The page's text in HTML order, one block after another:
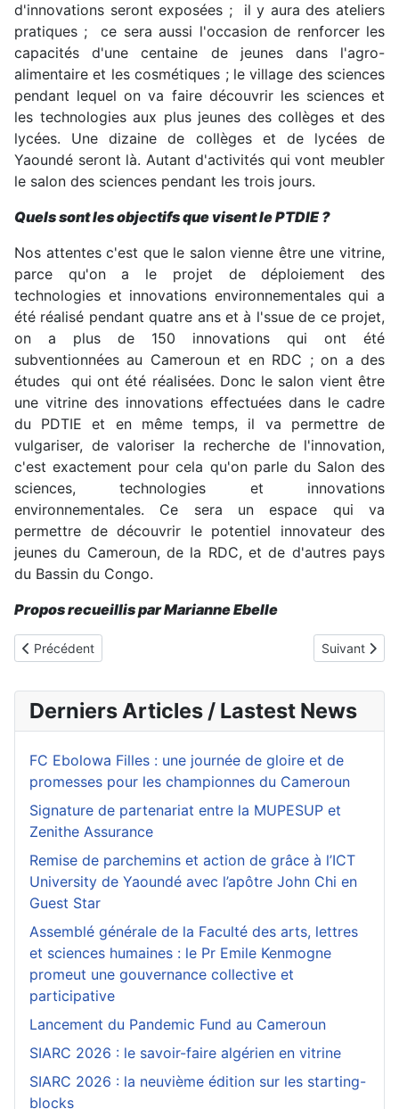
d'innovations seront exposées ; il y aura des ateliers
pratiques ; ce sera aussi l'occasion de renforcer les
capacités d'une centaine de jeunes dans l'agro-
alimentaire et les cosmétiques ; le village des sciences
pendant lequel on va faire découvrir les sciences et
les technologies aux plus jeunes des collèges et des
lycées. Une dizaine de collèges et de lycées de
Yaoundé seront là. Autant d'activités qui vont meubler
le salon des sciences pendant les trois jours.
Quels sont les objectifs que visent le PTDIE ?
Nos attentes c'est que le salon vienne être une vitrine,
parce qu'on a le projet de déploiement des
technologies et innovations environnementales qui a
été réalisé pendant quatre ans et à l'ssue de ce projet,
on a plus de 150 innovations qui ont été
subventionnées au Cameroun et en RDC ; on a des
études qui ont été réalisées. Donc le salon vient être
une vitrine des innovations effectuées dans le cadre
du PDTIE et en même temps, il va permettre de
vulgariser, de valoriser la recherche de l'innovation,
c'est exactement pour cela qu'on parle du Salon des
sciences, technologies et innovations
environnementales. Ce sera un espace qui va
permettre de découvrir le potentiel innovateur des
jeunes du Cameroun, de la RDC, et de d'autres pays
du Bassin du Congo.
Propos recueillis par Marianne Ebelle
Article précédent : Activités autour de la Journée mondiale de
Précédent Article
Suivant
Derniers Articles / Lastest News
FC Ebolowa Filles : une journée de gloire et de
promesses pour les championnes du Cameroun
Signature de partenariat entre la MUPESUP et
Zenithe Assurance
Remise de parchemins et action de grâce à l’ICT
University de Yaoundé avec l’apôtre John Chi en
Guest Star
Assemblé générale de la Faculté des arts, lettres
et sciences humaines : le Pr Emile Kenmogne
promeut une gouvernance collective et
participative
Lancement du Pandemic Fund au Cameroun
SIARC 2026 : le savoir-faire algérien en vitrine
SIARC 2026 : la neuvième édition sur les starting-
blocks